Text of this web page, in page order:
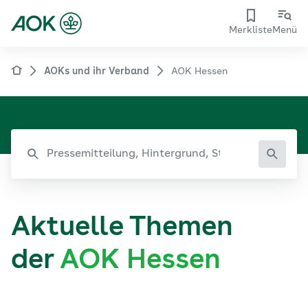
MerklisteMenü
AOKs und ihr Verband AOK Hessen
Aktuelle Themen
der AOK Hessen